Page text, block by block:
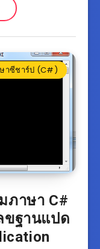
าซีชาร์ป (C#)
ภาษา C#
ขฐานแปด